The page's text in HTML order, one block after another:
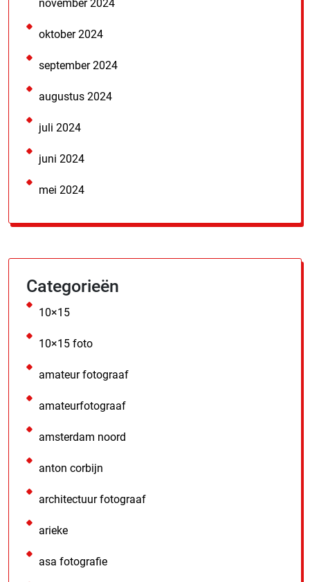
november 2024
oktober 2024
september 2024
augustus 2024
juli 2024
juni 2024
mei 2024
Categorieën
10×15
10×15 foto
amateur fotograaf
amateurfotograaf
amsterdam noord
anton corbijn
architectuur fotograaf
arieke
asa fotografie